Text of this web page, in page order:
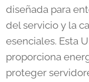
diseñada para
del servicio y la
esenciales. Esta
proporciona
proteger